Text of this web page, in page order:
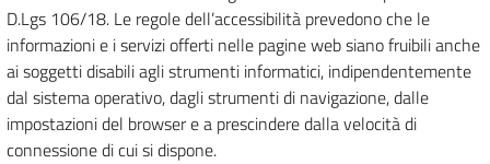
D.Lgs 106/18. Le regole dell’accessibilità prevedono che le
informazioni e i servizi offerti nelle pagine web siano fruibili anche
ai soggetti disabili agli strumenti informatici, indipendentemente
dal sistema operativo, dagli strumenti di navigazione, dalle
impostazioni del browser e a prescindere dalla velocità di
connessione di cui si dispone.